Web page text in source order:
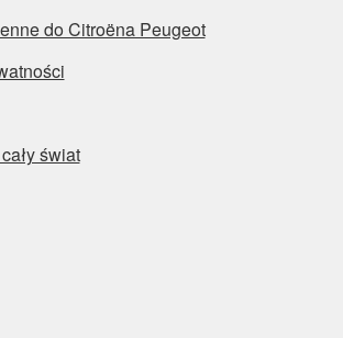
do Citroëna Peugeot
świat